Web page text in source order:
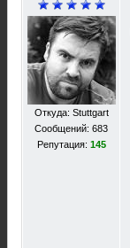
Откуда: Stuttgart
Сообщений: 683
Репутация: 145